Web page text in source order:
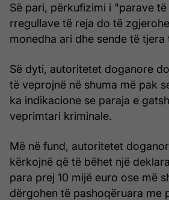
Së pari, përkufizimi i "parave
rregullave të reja do të
monedha ari dhe sende të tjera
Së dyti, autoritetet doganore
të veprojnë në shuma më pak
ka indikacione se paraja e
veprimtari kriminale.
Më në fund, autoritetet
kërkojnë që të bëhet një
para prej 10 mijë euro ose më
dërgohen të pashoqëruara me